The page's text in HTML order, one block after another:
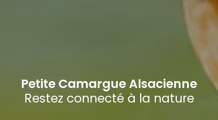
Petite Camargue Alsacienne
Restez connecté à la nature